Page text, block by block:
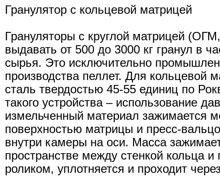
Гранулятор с кольцевой матрицей
Грануляторы с круглой матрицей
выдавать от 500 до 3000 кг гранул в
сырья. Это исключительно
производства пеллет. Для кольцевой
сталь твердостью 45-55 единиц по
такого устройства – использование
измельченный материал зажимается
поверхностью матрицы и пресс-
внутри камеры на оси. Масса
пространстве между стенкой кольца
роликом, уплотняется и проходит